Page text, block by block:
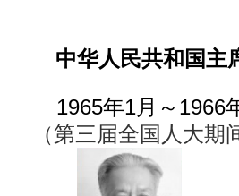
中华人民共和国主
1965年1月～1966
（第三届全国人大期